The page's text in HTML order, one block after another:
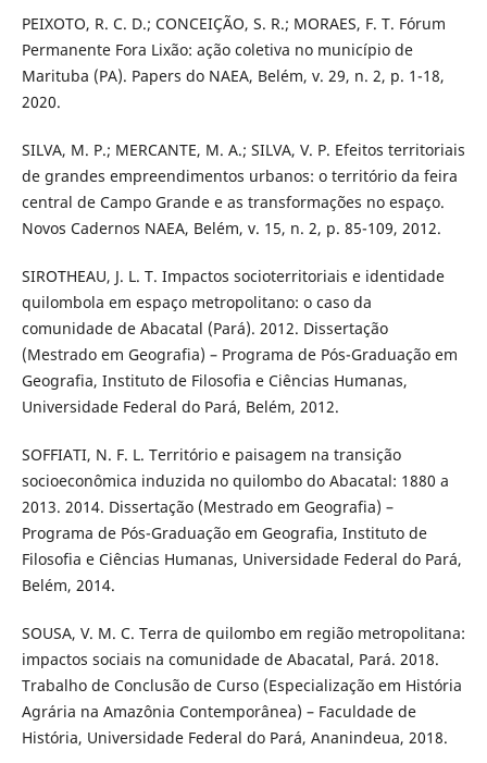
PEIXOTO, R. C. D.; CONCEIÇÃO, S. R.; MORAES, F. T. Fórum
Permanente Fora Lixão: ação coletiva no município de
Marituba (PA). Papers do NAEA, Belém, v. 29, n. 2, p. 1-18,
2020.
SILVA, M. P.; MERCANTE, M. A.; SILVA, V. P. Efeitos territoriais
de grandes empreendimentos urbanos: o território da feira
central de Campo Grande e as transformações no espaço.
Novos Cadernos NAEA, Belém, v. 15, n. 2, p. 85-109, 2012.
SIROTHEAU, J. L. T. Impactos socioterritoriais e identidade
quilombola em espaço metropolitano: o caso da
comunidade de Abacatal (Pará). 2012. Dissertação
(Mestrado em Geografia) – Programa de Pós-Graduação em
Geografia, Instituto de Filosofia e Ciências Humanas,
Universidade Federal do Pará, Belém, 2012.
SOFFIATI, N. F. L. Território e paisagem na transição
socioeconômica induzida no quilombo do Abacatal: 1880 a
2013. 2014. Dissertação (Mestrado em Geografia) –
Programa de Pós-Graduação em Geografia, Instituto de
Filosofia e Ciências Humanas, Universidade Federal do Pará,
Belém, 2014.
SOUSA, V. M. C. Terra de quilombo em região metropolitana:
impactos sociais na comunidade de Abacatal, Pará. 2018.
Trabalho de Conclusão de Curso (Especialização em História
Agrária na Amazônia Contemporânea) – Faculdade de
História, Universidade Federal do Pará, Ananindeua, 2018.